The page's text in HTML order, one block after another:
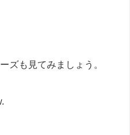
ズも見てみましょう。